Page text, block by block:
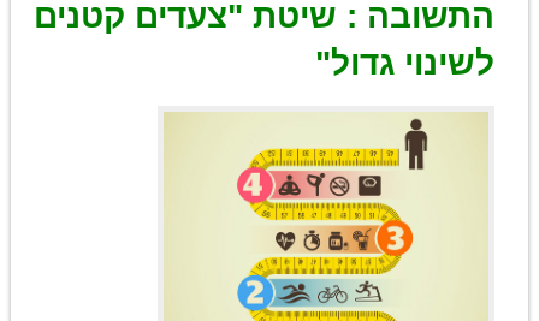
התשובה : שיטת "צעדים קטנים
לשינוי גדול"